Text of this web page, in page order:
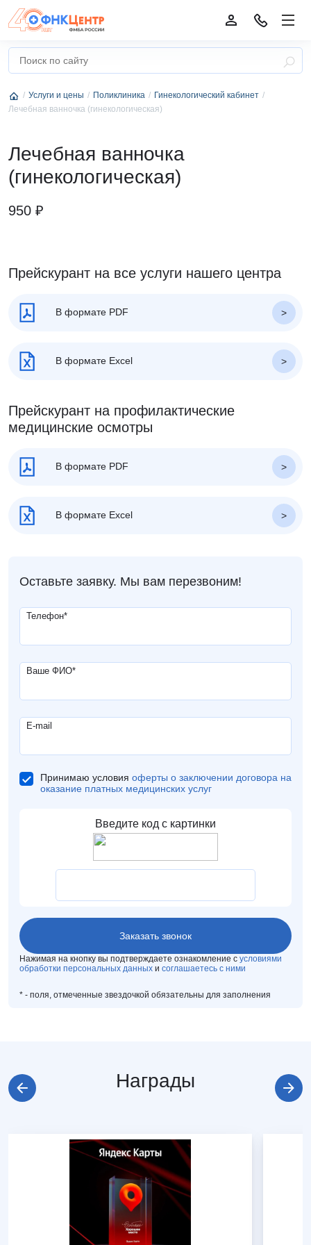
Услуги и цены Поликлиника
Гинекологический кабинет
Лечебная ванночка (гинекологическая)
Лечебная ванночка
(гинекологическая)
950 ₽
Прейскурант на все услуги нашего центра
В формате PDF
В формате Excel
Прейскурант на профилактические
медицинские осмотры
В формате PDF
В формате Excel
Оставьте заявку. Мы вам перезвоним!
Телефон*
Ваше ФИО*
E-mail
Принимаю условия оферты о заключении договора на
оказание платных медицинских услуг
Нажимая на кнопку вы подтверждаете ознакомление с условиями
обработки персональных данных и соглашаетесь с ними
* - поля, отмеченные звездочкой обязательны для заполнения
Награды